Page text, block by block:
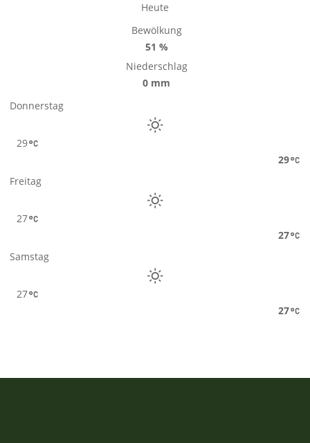
Heute
Bewölkung
51 %
Niederschlag
0 mm
Donnerstag
29
29
Freitag
27
27
Samstag
27
27